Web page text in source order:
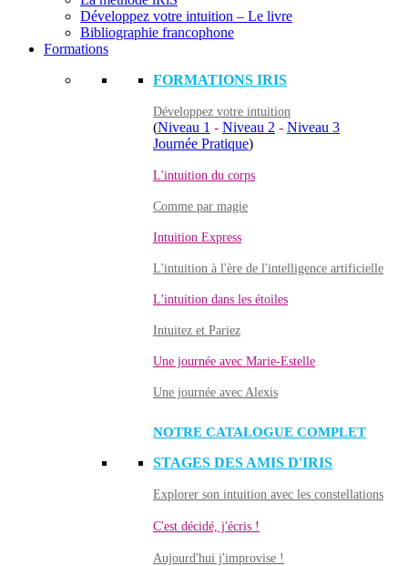
Développez votre intuition – Le livre
Bibliographie francophone
Formations
FORMATIONS IRIS
Développez votre intuition
(Niveau 1 - Niveau 2 - Niveau 3
Journée Pratique)
L'intuition du corps
Comme par magie
Intuition Express
L'intuition à l'ère de l'intelligence artificielle
L'intuition dans les étoiles
Intuitez et Pariez
Une journée avec Marie-Estelle
Une journée avec Alexis
NOTRE CATALOGUE COMPLET
STAGES DES AMIS D'IRIS
Explorer son intuition avec les constellations
C'est décidé, j'écris !
Aujourd'hui j'improvise !